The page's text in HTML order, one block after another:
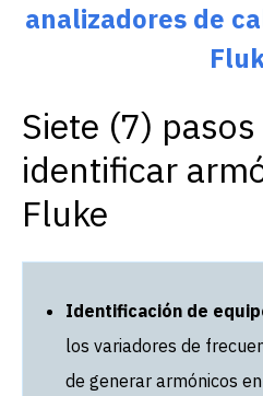
analizadores de
Siete (7)
identificar
Fluke
Identificación de
los variadores de
de generar armónicos